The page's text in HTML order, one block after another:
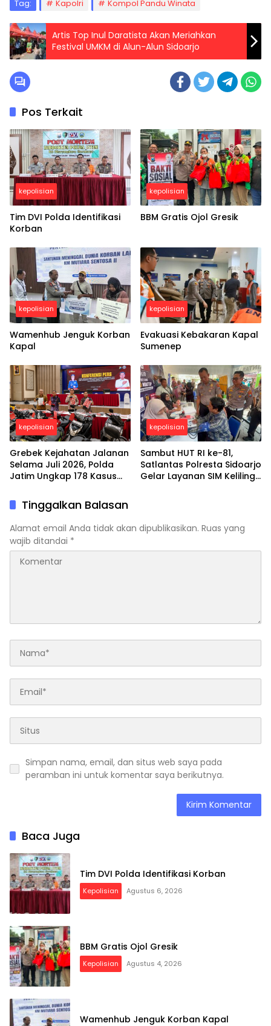
Tag: Kapolri Kompol Pandu Winata
Artis Top Inul Daratista Akan Meriahkan
Festival UMKM di Alun-Alun Sidoarjo
Pos Terkait
kepolisian
Tim DVI Polda Identifikasi
Korban
kepolisian
BBM Gratis Ojol Gresik
kepolisian
Wamenhub Jenguk Korban
Kapal
kepolisian
Evakuasi Kebakaran Kapal
Sumenep
kepolisian
Grebek Kejahatan Jalanan
Selama Juli 2026, Polda
Jatim Ungkap 178 Kasus
Tersangka
kepolisian
Sambut HUT RI ke-81,
Satlantas Polresta Sidoarjo
Gelar Layanan SIM Keliling
Tinggalkan Balasan
Alamat email Anda tidak akan dipublikasikan. Ruas yang
wajib ditandai *
Simpan nama, email, dan situs web saya pada
peramban ini untuk komentar saya berikutnya.
Baca Juga
Tim DVI Polda Identifikasi Korban
Kepolisian Agustus 6, 2026
BBM Gratis Ojol Gresik
Kepolisian Agustus 4, 2026
Wamenhub Jenguk Korban Kapal